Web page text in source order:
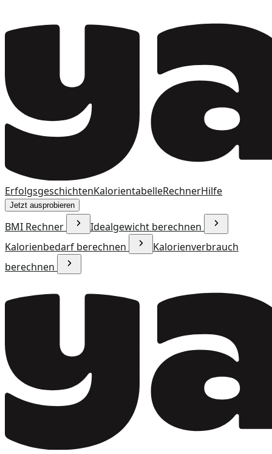
ErfolgsgeschichtenKalorientabelleRechnerHilfe
Jetzt ausprobieren
BMI Rechner
Idealgewicht berechnen
Kalorienbedarf berechnen
Kalorienverbrauch
berechnen